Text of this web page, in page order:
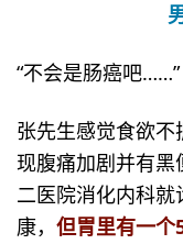
“不会是肠癌吧……”
张先生感觉食欲
现腹痛加剧并有
二医院消化内科
康， 但胃里有一个